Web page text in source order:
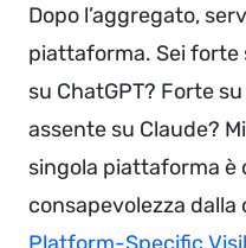
Dopo l’aggregato,
piattaforma. Sei forte
su ChatGPT? Forte
assente su Claude?
singola piattaforma è
consapevolezza dalla